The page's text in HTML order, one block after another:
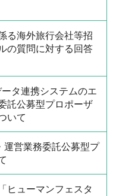
る海外旅行会社等招
の質問に対する回答
タ連携システムのエ
託公募型プロポーザ
いて
運営業務委託公募型プ
ヒューマンフェスタ